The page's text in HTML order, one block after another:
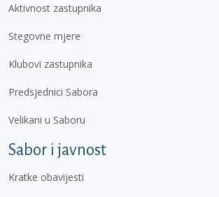
Aktivnost zastupnika
Stegovne mjere
Klubovi zastupnika
Predsjednici Sabora
Velikani u Saboru
Sabor i javnost
Kratke obavijesti